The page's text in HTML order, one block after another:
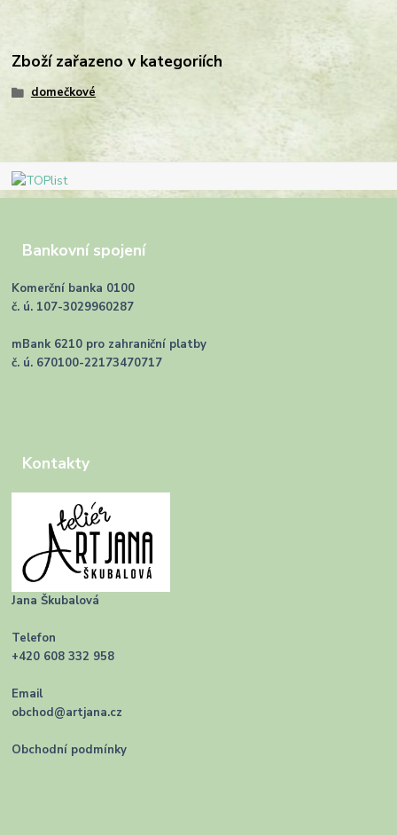
Zboží zařazeno v kategoriích
domečkové
Bankovní spojení
Komerční banka 0100
č. ú. 107-3029960287
mBank 6210 pro zahraniční platby
č. ú. 670100-22173470717
Kontakty
Jana Škubalová
Telefon
+420 608 332 958
Email
obchod@artjana.cz
Obchodní podmínky